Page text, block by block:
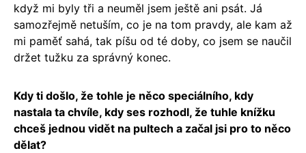
když mi byly tři a neuměl jsem ještě ani psát. Já
samozřejmě netuším, co je na tom pravdy, ale kam až
mi paměť sahá, tak píšu od té doby, co jsem se naučil
držet tužku za správný konec.
Kdy ti došlo, že tohle je něco speciálního, kdy
nastala ta chvíle, kdy ses rozhodl, že tuhle knížku
chceš jednou vidět na pultech a začal jsi pro to něco
dělat?